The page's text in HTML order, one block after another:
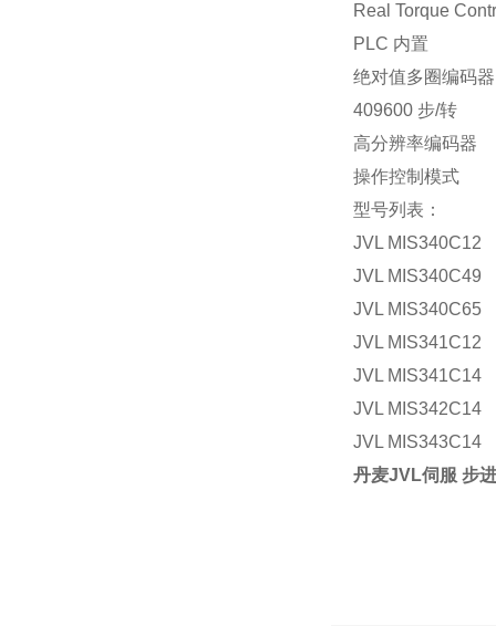
Real Torque
PLC 内置
绝对值多圈编码器
409600 步/转
高分辨率编码器
操作控制模式
型号列表：
JVL MIS340C12
JVL MIS340C49
JVL MIS340C65
JVL MIS341C12
JVL MIS341C14
JVL MIS342C14
JVL MIS343C14
丹麦JVL伺服 步